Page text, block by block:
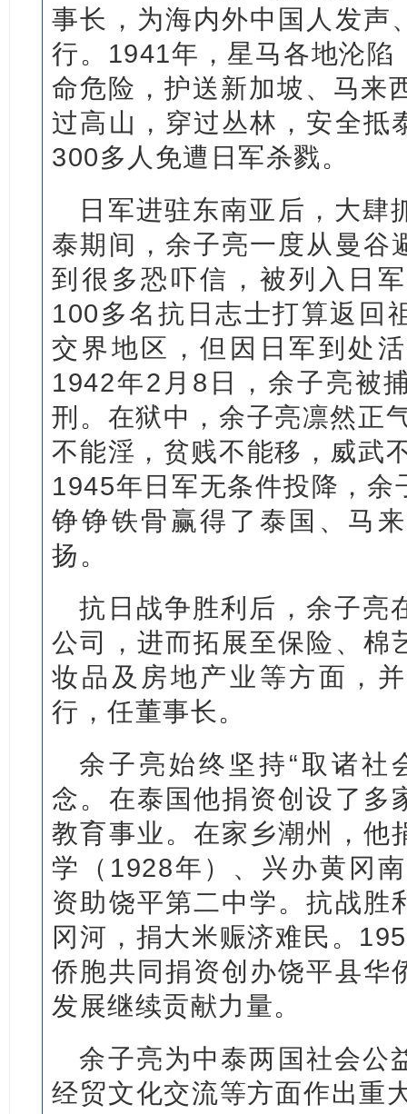
事长，为海内外中国人发声
行。1941年，星马各地沦陷
命危险，护送新加坡、马来
过高山，穿过丛林，安全抵
300多人免遭日军杀戮。
日军进驻东南亚后，大肆
泰期间，余子亮一度从曼谷
到很多恐吓信，被列入日
100多名抗日志士打算返回
交界地区，但因日军到处
1942年2月8日，余子亮被
刑。在狱中，余子亮凛然正
不能淫，贫贱不能移，威武
1945年日军无条件投降，
铮铮铁骨赢得了泰国、马
扬。
抗日战争胜利后，余子亮
公司，进而拓展至保险、棉
妆品及房地产业等方面，
行，任董事长。
余子亮始终坚持“取诸社
念。在泰国他捐资创设了多
教育事业。在家乡潮州，他
学（1928年）、兴办黄冈
资助饶平第二中学。抗战胜
冈河，捐大米赈济难民。
侨胞共同捐资创办饶平县华
发展继续贡献力量。
余子亮为中泰两国社会公
经贸文化交流等方面作出重